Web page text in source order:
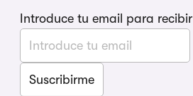
Introduce tu email para